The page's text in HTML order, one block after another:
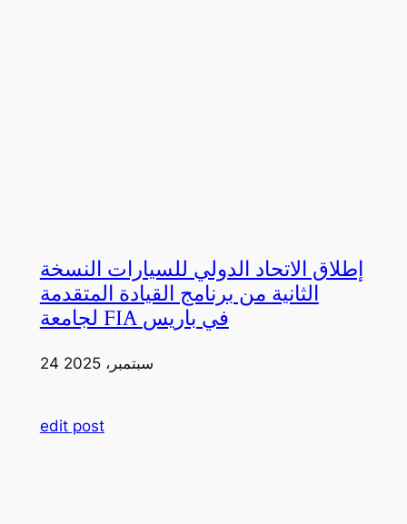
إطلاق الاتحاد الدولي للسيارات النسخة
الثانية من برنامج القيادة المتقدمة
لجامعة FIA في باريس
24 سبتمبر، 2025
edit post